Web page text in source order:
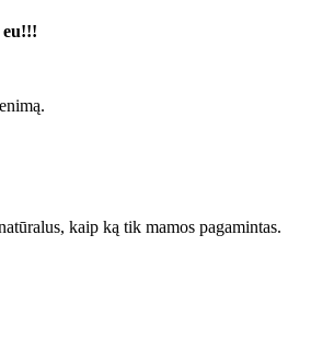
kaip ką tik mamos pagamintas.